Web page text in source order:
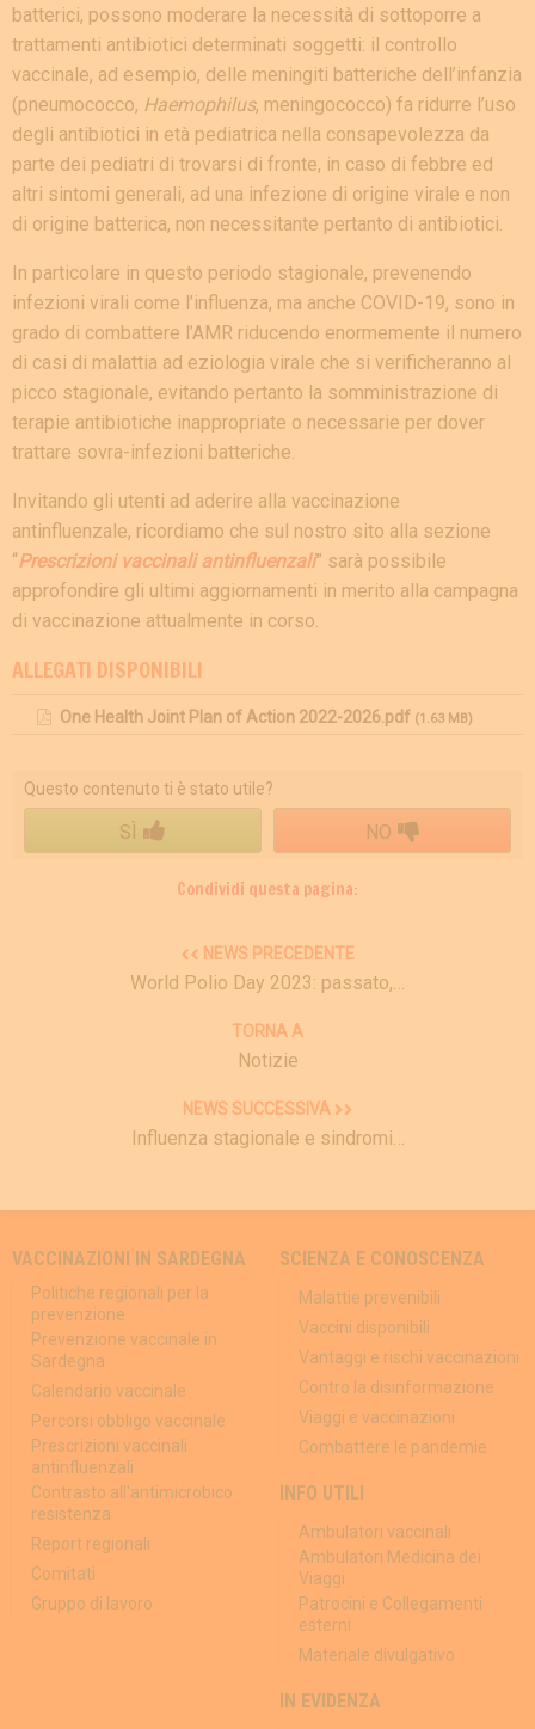
batterici, possono moderare la necessità di sottoporre a
trattamenti antibiotici determinati soggetti: il controllo
vaccinale, ad esempio, delle meningiti batteriche dell’infanzia
(pneumococco, Haemophilus, meningococco) fa ridurre l’uso
degli antibiotici in età pediatrica nella consapevolezza da
parte dei pediatri di trovarsi di fronte, in caso di febbre ed
altri sintomi generali, ad una infezione di origine virale e non
di origine batterica, non necessitante pertanto di antibiotici.
In particolare in questo periodo stagionale, prevenendo
infezioni virali come l’influenza, ma anche COVID-19, sono in
grado di combattere l’AMR riducendo enormemente il numero
di casi di malattia ad eziologia virale che si verificheranno al
picco stagionale, evitando pertanto la somministrazione di
terapie antibiotiche inappropriate o necessarie per dover
trattare sovra-infezioni batteriche.
Invitando gli utenti ad aderire alla vaccinazione
antinfluenzale, ricordiamo che sul nostro sito alla sezione
“Prescrizioni vaccinali antinfluenzali” sarà possibile
approfondire gli ultimi aggiornamenti in merito alla campagna
di vaccinazione attualmente in corso.
ALLEGATI DISPONIBILI
One Health Joint Plan of Action 2022-2026.pdf (1.63 MB)
Questo contenuto ti è stato utile?
SÌ NO
Condividi questa pagina:
NEWS PRECEDENTE
World Polio Day 2023: passato,…
TORNA A
Notizie
NEWS SUCCESSIVA
Influenza stagionale e sindromi…
VACCINAZIONI IN SARDEGNA
Politiche regionali per la
prevenzione
Prevenzione vaccinale in
Sardegna
Calendario vaccinale
Percorsi obbligo vaccinale
Prescrizioni vaccinali
antinfluenzali
Contrasto all'antimicrobico
resistenza
Report regionali
Comitati
Gruppo di lavoro
SCIENZA E CONOSCENZA
Malattie prevenibili
Vaccini disponibili
Vantaggi e rischi vaccinazioni
Contro la disinformazione
Viaggi e vaccinazioni
Combattere le pandemie
INFO UTILI
Ambulatori vaccinali
Ambulatori Medicina dei
Viaggi
Patrocini e Collegamenti
esterni
Materiale divulgativo
IN EVIDENZA